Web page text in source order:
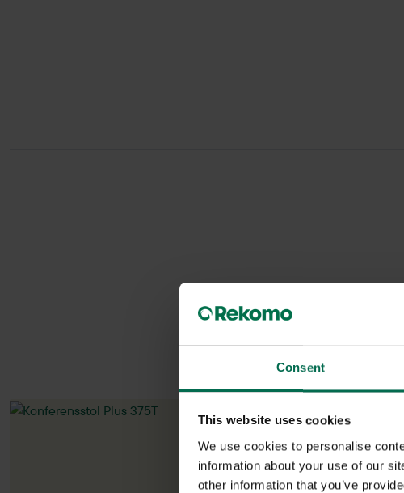
Consent
This website uses cookies
We use cookies to personalise
information about your use of our
other information that you’ve